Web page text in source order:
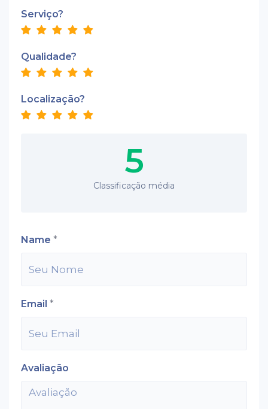
Serviço?
Qualidade?
Localização?
5
Classificação média
Name *
Email *
Avaliação